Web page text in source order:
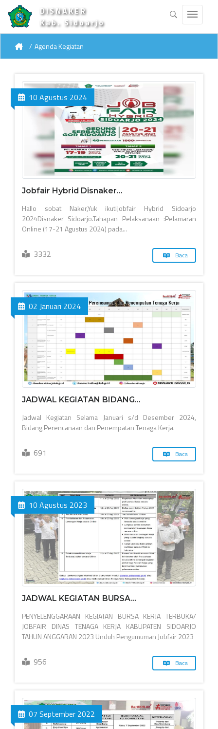
DISNAKER
Kab. Sidoarjo
Agenda Kegiatan
10 Agustus 2024
Jobfair Hybrid Disnaker...
Hallo sobat Naker,Yuk ikutiJobfair Hybrid Sidoarjo
2024Disnaker Sidoarjo.Tahapan Pelaksanaan :Pelamaran
Online (17-21 Agustus 2024) pada...
3332 Baca
02 Januari 2024
JADWAL KEGIATAN BIDANG...
Jadwal Kegiatan Selama Januari s/d Desember 2024,
Bidang Perencanaan dan Penempatan Tenaga Kerja.
691 Baca
10 Agustus 2023
JADWAL KEGIATAN BURSA...
PENYELENGGARAAN KEGIATAN BURSA KERJA TERBUKA/
JOBFAIR DINAS TENAGA KERJA KABUPATEN SIDOARJO
TAHUN ANGGARAN 2023 Unduh Pengumuman Jobfair 2023
956 Baca
07 September 2022